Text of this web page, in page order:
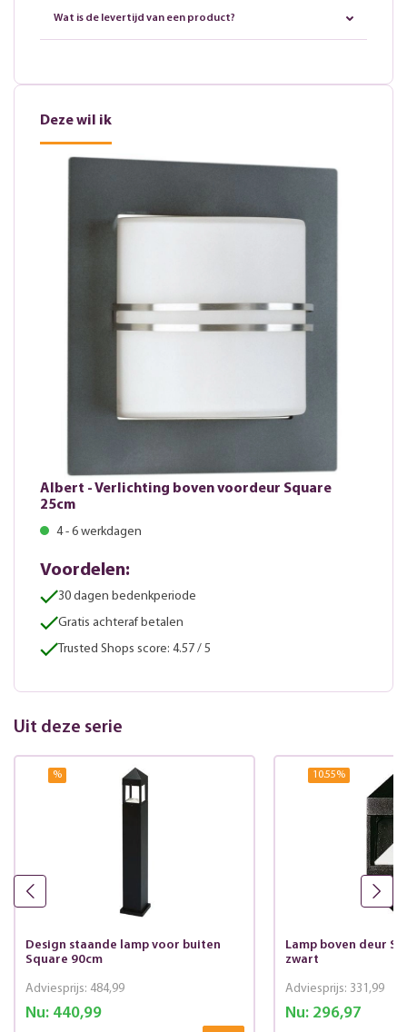
Wat is de levertijd van een product?
Deze wil ik
Albert - Verlichting boven voordeur Square
25cm
4 - 6 werkdagen
Voordelen:
30 dagen bedenkperiode
Gratis achteraf betalen
Trusted Shops score: 4.57 / 5
Uit deze serie
%
Design staande lamp voor buiten
Square 90cm
Nu:440,99
Adviesprijs: 484,99
10.55%
Lamp boven deur
zwart
Nu:296,97
Adviesprijs: 331,99